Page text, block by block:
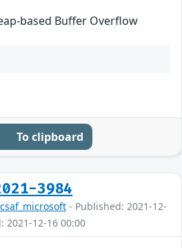
based Buffer Overflow
To clipboard
3984
csaf_microsoft - Published: 2021-12-
2021-12-16 00:00